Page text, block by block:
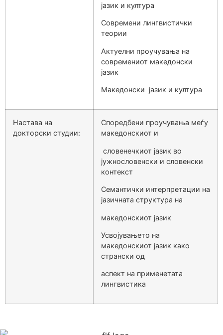
јазик и култура
Современи лингвистички
теории
Актуелни проучувања на
современиот македонски
јазик
Македонски јазик и култура
Настава на
докторски студии:
Споредбени проучувања меѓу
македонскиот и
словенечкиот јазик во
јужнословенски и словенски
контекст
Семантички интерпретации на
јазичната структура на
македонскиот јазик
Усвојувањето на
македонскиот јазик како
странски од
аспект на применетата
лингвистика